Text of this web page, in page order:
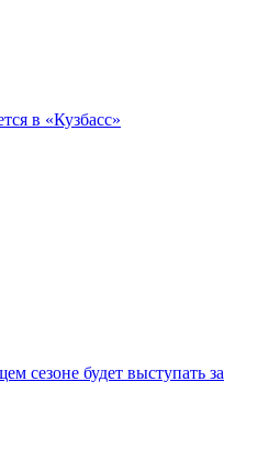
в «Кузбасс»
сезоне будет выступать за